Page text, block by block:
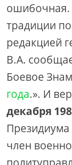
ошибочная.
традиции
редакцией
В.А.
Боевое
года.». И
декабря
член